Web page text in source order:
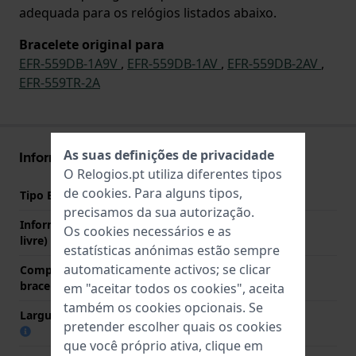
adequada para os relógios listados abaixo.
Bracelete original para
EFR-559DB-1A9V , EFR-559DB-1AV , EFR-559DB-2AV ,
EFR-559TR-2A
Informações bracelete
Tipo Bracelete
Aço inoxidável
Informação extra (texto
livre)
Stainless Steel Bracelet
Comprimento do pino (da
bracelete)
22 mm
Largura das extremidades 22 mm
As suas definições de privacidade
O Relogios.pt utiliza diferentes tipos
de cookies. Para alguns tipos,
precisamos da sua autorização.
Os cookies necessários e as
estatísticas anónimas estão sempre
automaticamente activos; se clicar
em "aceitar todos os cookies", aceita
também os cookies opcionais. Se
pretender escolher quais os cookies
que você próprio ativa, clique em